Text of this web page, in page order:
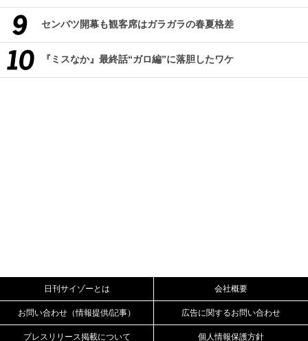
センバツ開幕も観客席はガラガラの春夏格差
『ミスなか』最終話“ガロ編”に落胆したワケ
日刊サイゾーとは 会社概要
お問い合わせ（情報提供/記事） 広告に関するお問い合わせ
プレスリリース掲載について 個人情報保護方針